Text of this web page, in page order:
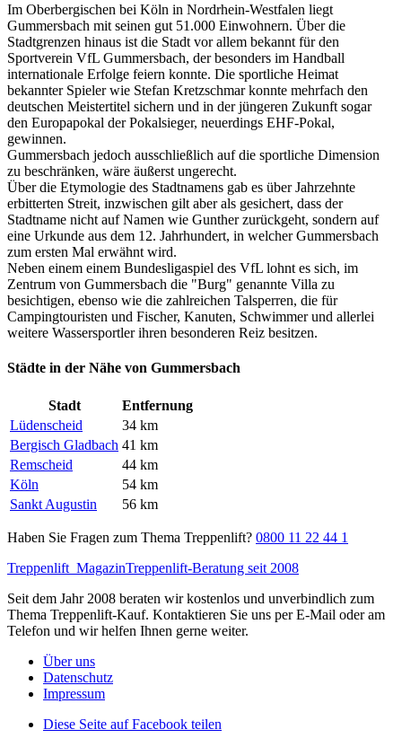
Im Oberbergischen bei Köln in Nordrhein-Westfalen liegt
Gummersbach mit seinen gut 51.000 Einwohnern. Über die
Stadtgrenzen hinaus ist die Stadt vor allem bekannt für den
Sportverein VfL Gummersbach, der besonders im Handball
internationale Erfolge feiern konnte. Die sportliche Heimat
bekannter Spieler wie Stefan Kretzschmar konnte mehrfach den
deutschen Meistertitel sichern und in der jüngeren Zukunft sogar
den Europapokal der Pokalsieger, neuerdings EHF-Pokal,
gewinnen.
Gummersbach jedoch ausschließlich auf die sportliche Dimension
zu beschränken, wäre äußerst ungerecht.
Über die Etymologie des Stadtnamens gab es über Jahrzehnte
erbitterten Streit, inzwischen gilt aber als gesichert, dass der
Stadtname nicht auf Namen wie Gunther zurückgeht, sondern auf
eine Urkunde aus dem 12. Jahrhundert, in welcher Gummersbach
zum ersten Mal erwähnt wird.
Neben einem einem Bundesligaspiel des VfL lohnt es sich, im
Zentrum von Gummersbach die "Burg" genannte Villa zu
besichtigen, ebenso wie die zahlreichen Talsperren, die für
Campingtouristen und Fischer, Kanuten, Schwimmer und allerlei
weitere Wassersportler ihren besonderen Reiz besitzen.
Städte in der Nähe von Gummersbach
Stadt
Entfernung
Lüdenscheid
34 km
Bergisch Gladbach 41 km
Remscheid
44 km
Köln
54 km
Sankt Augustin
56 km
Haben Sie Fragen zum Thema Treppenlift? 0800 11 22 44 1
Treppenlift MagazinTreppenlift-Beratung seit 2008
Seit dem Jahr 2008 beraten wir kostenlos und unverbindlich zum
Thema Treppenlift-Kauf. Kontaktieren Sie uns per E-Mail oder am
Telefon und wir helfen Ihnen gerne weiter.
Über uns
Datenschutz
Impressum
Diese Seite auf Facebook teilen